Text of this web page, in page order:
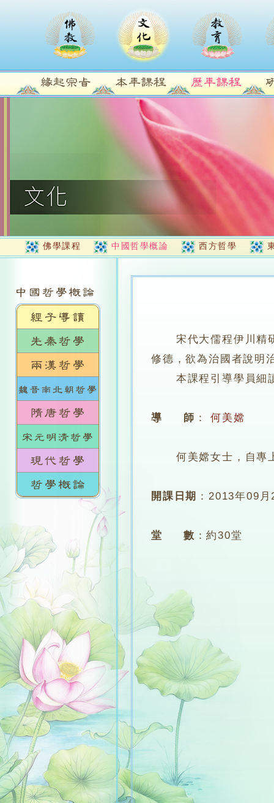
佛學課程 中國哲學概論 西方哲學
宋代大儒程伊川精
修德，欲為治國者說明
本課程引導學員細讀
導 師 ： 何美嫦
何美嫦女士，自專上
開課日期 ：2013年09月
堂 數 ：約30堂